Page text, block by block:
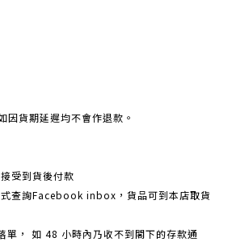
因貨期延遲均不會作退款。
受到貨後付款
式查詢Facebook inbox，貨品可到本店取貨
單， 如 48 小時內乃收不到閣下的存款通